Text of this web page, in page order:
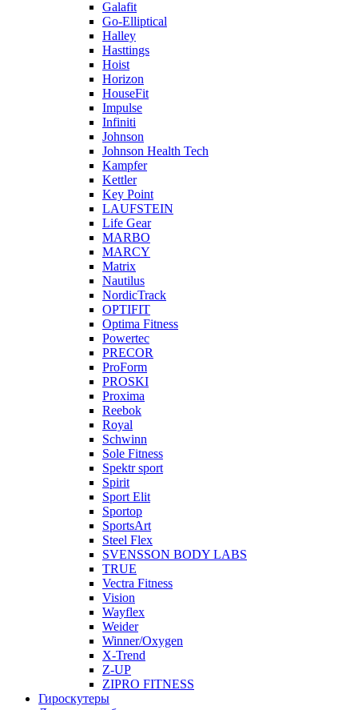
Galafit
Go-Elliptical
Halley
Hasttings
Hoist
Horizon
HouseFit
Impulse
Infiniti
Johnson
Johnson Health Tech
Kampfer
Kettler
Key Point
LAUFSTEIN
Life Gear
MARBO
MARCY
Matrix
Nautilus
NordicTrack
OPTIFIT
Optima Fitness
Powertec
PRECOR
ProForm
PROSKI
Proxima
Reebok
Royal
Schwinn
Sole Fitness
Spektr sport
Spirit
Sport Elit
Sportop
SportsArt
Steel Flex
SVENSSON BODY LABS
TRUE
Vectra Fitness
Vision
Wayflex
Weider
Winner/Oxygen
X-Trend
Z-UP
ZIPRO FITNESS
Гироскутеры